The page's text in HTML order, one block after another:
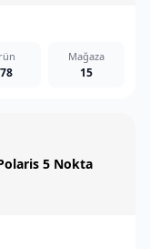
Mağaza
15
5 Nokta